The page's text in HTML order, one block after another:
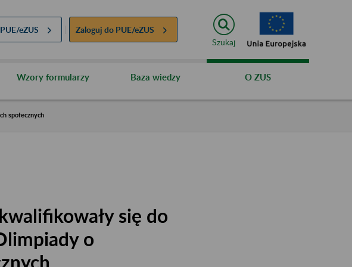
PUE/eZUS Zaloguj do PUE/eZUS
Szukaj
Wzory formularzy Baza wiedzy O ZUS
społecznych
się do
o